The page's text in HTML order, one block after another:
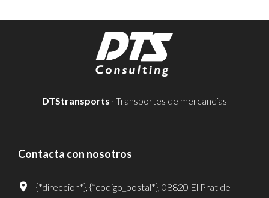
DTStransports · Transportes de mercancías
Contacta con nosotros
{*direccion*}, {*codigo_postal*}, 08820 El Prat de